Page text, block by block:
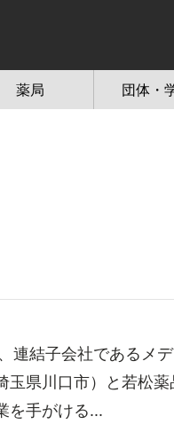
薬局 団体・
結子会社であるメ
玉県川口市）と若松
を手がける...